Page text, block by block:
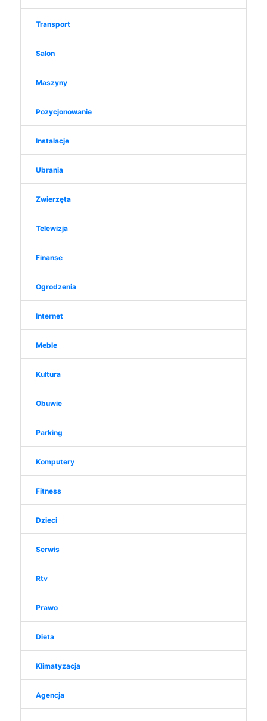
Transport
Salon
Maszyny
Pozycjonowanie
Instalacje
Ubrania
Zwierzęta
Telewizja
Finanse
Ogrodzenia
Internet
Meble
Kultura
Obuwie
Parking
Komputery
Fitness
Dzieci
Serwis
Rtv
Prawo
Dieta
Klimatyzacja
Agencja